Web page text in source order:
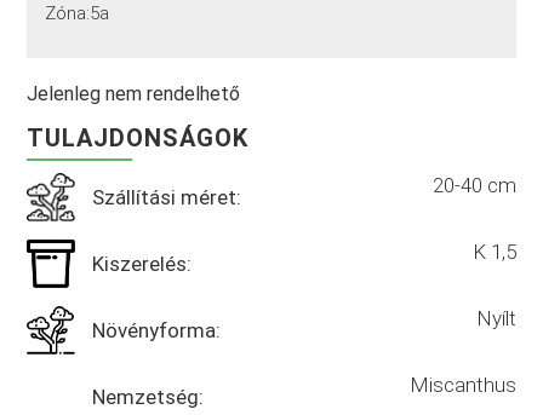
Zóna:5a
Jelenleg nem rendelhető
TULAJDONSÁGOK
Szállítási méret: 20-40 cm
Kiszerelés: K 1,5
Növényforma: Nyílt
Nemzetség: Miscanthus